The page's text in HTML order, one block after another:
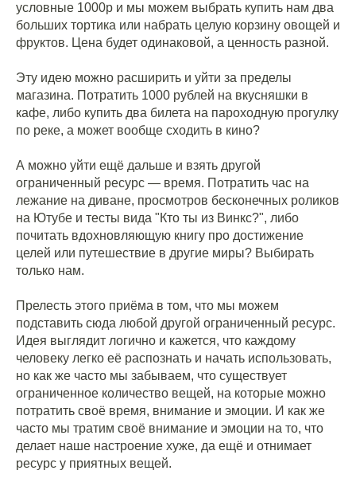
условные 1000р и мы можем выбрать купить нам два
больших тортика или набрать целую корзину овощей и
фруктов. Цена будет одинаковой, а ценность разной.
Эту идею можно расширить и уйти за пределы
магазина. Потратить 1000 рублей на вкусняшки в
кафе, либо купить два билета на пароходную прогулку
по реке, а может вообще сходить в кино?
А можно уйти ещё дальше и взять другой
ограниченный ресурс — время. Потратить час на
лежание на диване, просмотров бесконечных роликов
на Ютубе и тесты вида "Кто ты из Винкс?", либо
почитать вдохновляющую книгу про достижение
целей или путешествие в другие миры? Выбирать
только нам.
Прелесть этого приёма в том, что мы можем
подставить сюда любой другой ограниченный ресурс.
Идея выглядит логично и кажется, что каждому
человеку легко её распознать и начать использовать,
но как же часто мы забываем, что существует
ограниченное количество вещей, на которые можно
потратить своё время, внимание и эмоции. И как же
часто мы тратим своё внимание и эмоции на то, что
делает наше настроение хуже, да ещё и отнимает
ресурс у приятных вещей.